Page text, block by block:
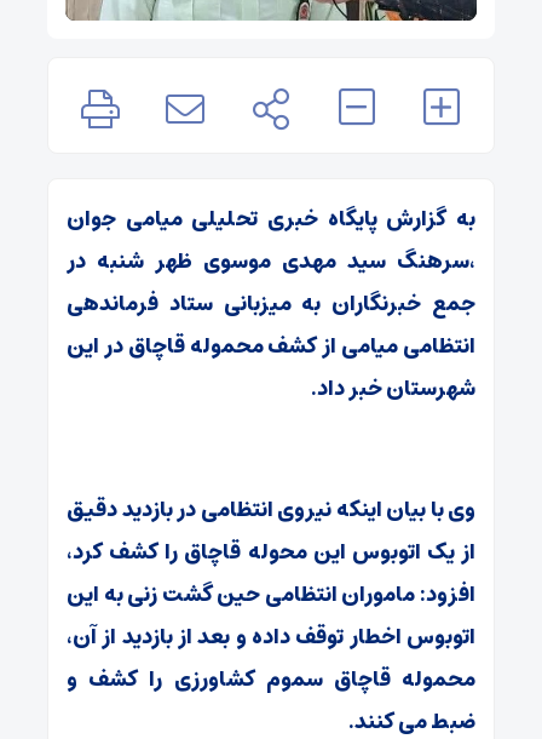
به گزارش پایگاه خبری تحلیلی میامی جوان
،سرهنگ سید مهدی موسوی ظهر شنبه در
جمع خبرنگاران به میزبانی ستاد فرماندهی
انتظامی میامی از کشف محموله قاچاق در این
شهرستان خبر داد.
وی با بیان اینکه نیروی انتظامی در بازدید دقیق
از یک اتوبوس این محوله قاچاق را کشف کرد،
افزود: ماموران انتظامی حین گشت زنی به این
اتوبوس اخطار توقف داده و بعد از بازدید از آن،
محموله قاچاق سموم کشاورزی را کشف و
ضبط می کنند.